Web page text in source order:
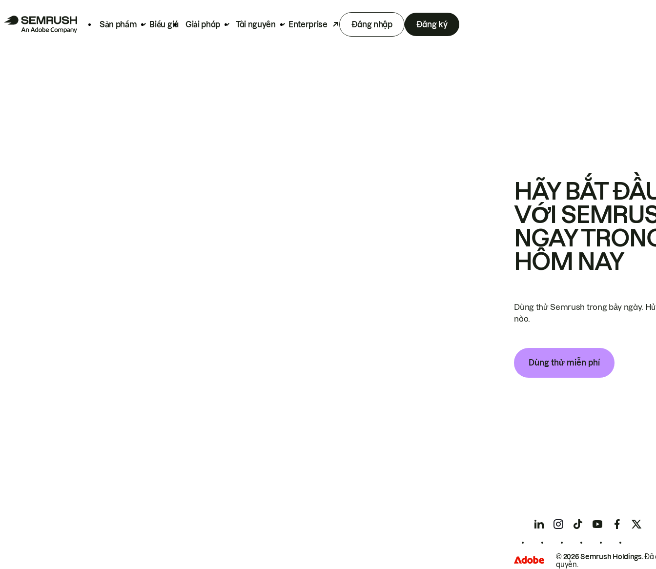
Sản phẩm Biểu giá Giải pháp Tài nguyên Enterprise Đăng nhập Đăng ký
HÃY BẮT
VỚI
NGAY
HÔM NAY
Dùng thử Semrush trong bảy ngày.
nào.
Dùng thử miễn phí
© 2026 Semrush Holdings.Đã
quyền.